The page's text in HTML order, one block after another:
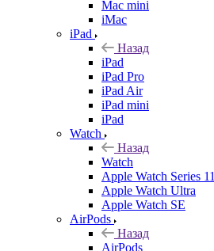
Mac mini
iMac
iPad
Назад
iPad
iPad Pro
iPad Air
iPad mini
iPad
Watch
Назад
Watch
Apple Watch Series 11
Apple Watch Ultra
Apple Watch SE
AirPods
Назад
AirPods